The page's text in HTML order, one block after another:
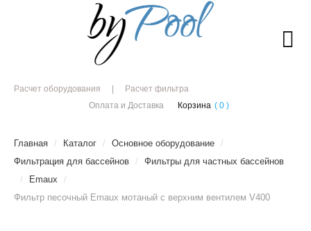
Расчет оборудования
Расчет фильтра
Оплата и Доставка
Корзина ( 0 )
Главная / Каталог / Основное оборудование /
Фильтрация для бассейнов /
Фильтры для частных бассейнов
/
Emaux
/
Фильтр песочный Emaux мотаный с верхним вентилем V400